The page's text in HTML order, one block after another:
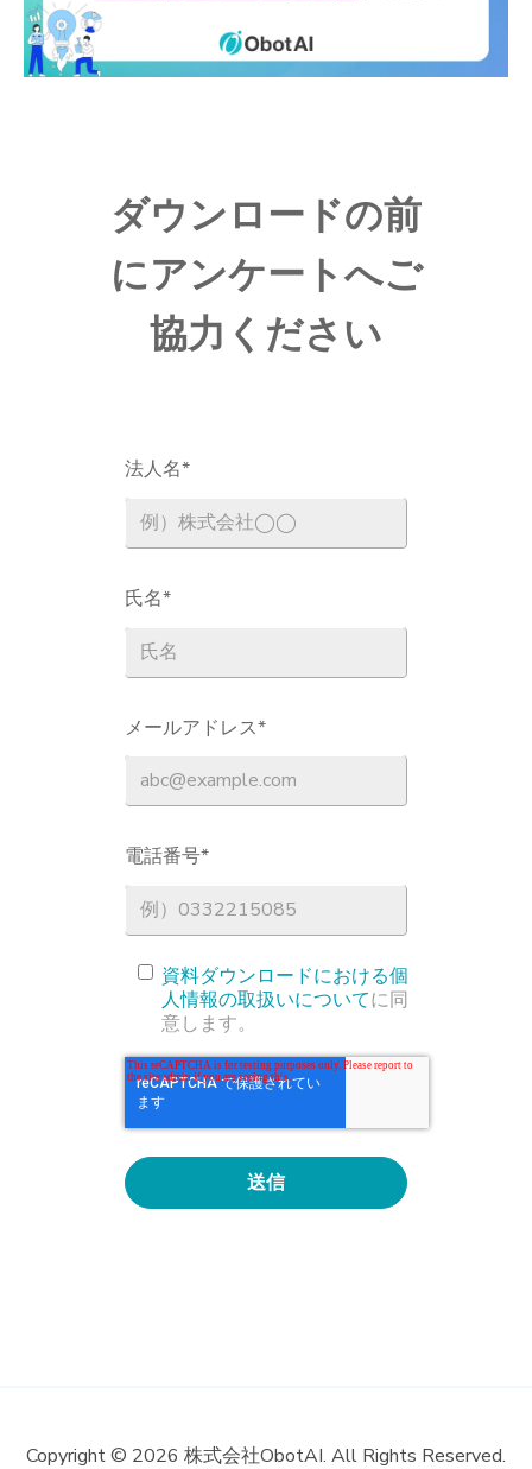
ダウンロードの前
にアンケートへご
協力ください
法人名*
氏名*
メールアドレス*
電話番号*
資料ダウンロードにおける個
人情報の取扱いについてに同
意します。
Copyright © 2026 株式会社ObotAI. All Rights Reserved.